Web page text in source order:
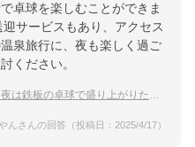
卓球を楽しむことができま
サービスもあり、アクセス
泉旅行に、夜も楽しく過ご
ください。
り上がりたい！ゲームコーナーのある山中温泉の宿を教えて！
んさんの回答（投稿日：2025/4/17）